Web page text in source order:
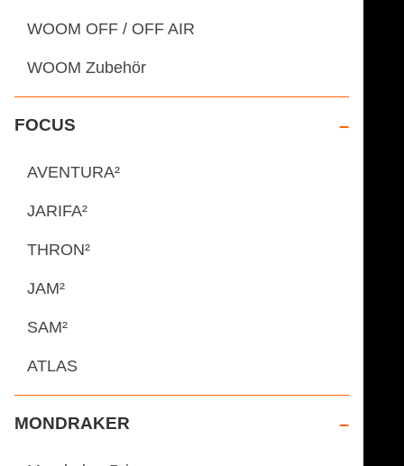
WOOM OFF / OFF AIR
WOOM Zubehör
FOCUS
AVENTURA²
JARIFA²
THRON²
JAM²
SAM²
ATLAS
MONDRAKER